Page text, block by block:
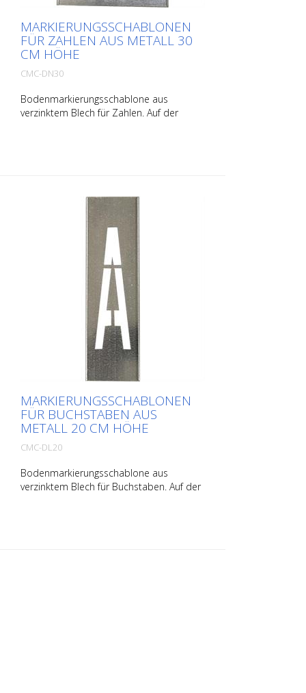
MARKIERUNGSSCHABLONEN
FÜR ZAHLEN AUS METALL 30
CM HÖHE
CMC-DN30
Bodenmarkierungsschablone aus
verzinktem Blech für Zahlen. Auf der
MARKIERUNGSSCHABLONEN
FÜR BUCHSTABEN AUS
METALL 20 CM HÖHE
CMC-DL20
Bodenmarkierungsschablone aus
verzinktem Blech für Buchstaben. Auf der